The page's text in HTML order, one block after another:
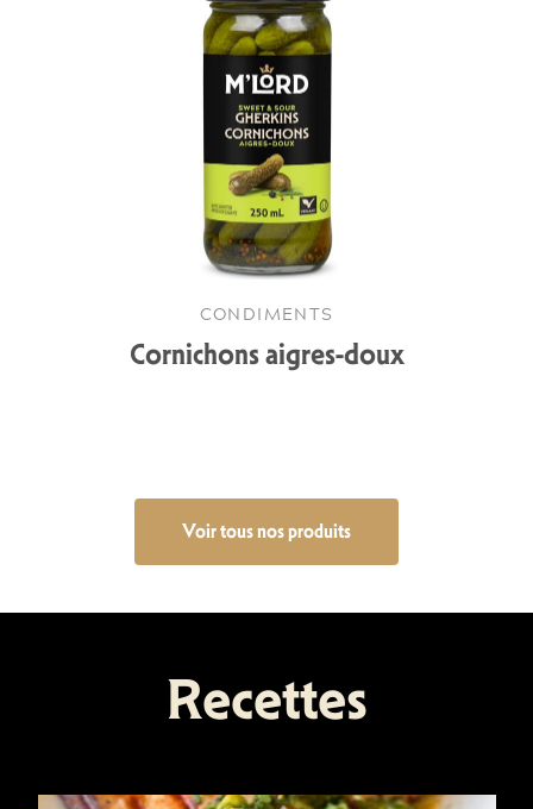
CONDIMENTS
Cornichons aigres-doux
Voir tous nos produits
Recettes